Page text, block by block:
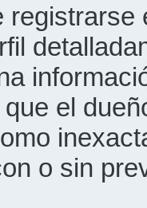
registrarse
el
o sin